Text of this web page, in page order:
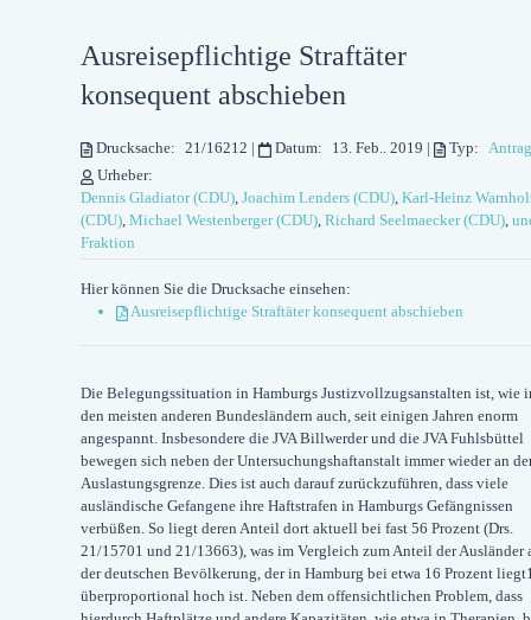
Ausreisepflichtige Straftäter
konsequent abschieben
Drucksache: 21/16212 | Datum: 13. Feb.. 2019 | Typ: Antrag
Urheber:
Dennis Gladiator (CDU), Joachim Lenders (CDU), Karl-Heinz
(CDU), Michael Westenberger (CDU), Richard Seelmaecker (CDU),
Fraktion
Hier können Sie die Drucksache einsehen:
Ausreisepflichtige Straftäter konsequent abschieben
Die Belegungssituation in Hamburgs Justizvollzugsanstalten ist, wie
den meisten anderen Bundesländern auch, seit einigen Jahren enorm
angespannt. Insbesondere die JVA Billwerder und die JVA Fuhlsbüttel
bewegen sich neben der Untersuchungshaftanstalt immer wieder an
Auslastungsgrenze. Dies ist auch darauf zurückzuführen, dass viele
ausländische Gefangene ihre Haftstrafen in Hamburgs Gefängnissen
verbüßen. So liegt deren Anteil dort aktuell bei fast 56 Prozent (Drs.
21/15701 und 21/13663), was im Vergleich zum Anteil der Ausländer
der deutschen Bevölkerung, der in Hamburg bei etwa 16 Prozent
überproportional hoch ist. Neben dem offensichtlichen Problem, dass